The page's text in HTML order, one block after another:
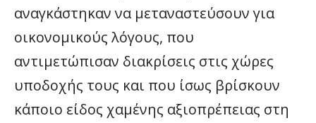
αναγκάστηκαν να μεταναστεύσουν για
οικονομικούς λόγους, που
αντιμετώπισαν διακρίσεις στις χώρες
υποδοχής τους και που ίσως βρίσκουν
κάποιο είδος χαμένης αξιοπρέπειας στη